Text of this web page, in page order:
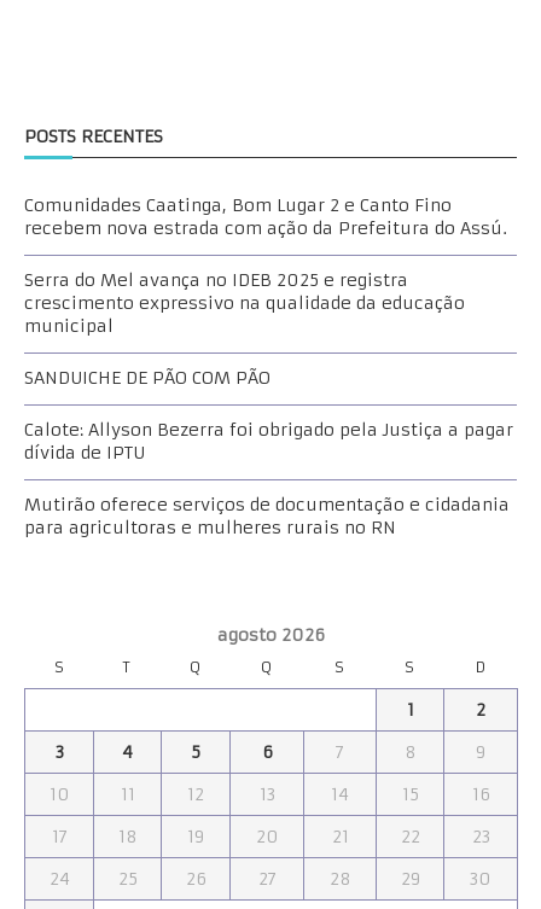
POSTS RECENTES
Comunidades Caatinga, Bom Lugar 2 e Canto Fino
recebem nova estrada com ação da Prefeitura do Assú.
Serra do Mel avança no IDEB 2025 e registra
crescimento expressivo na qualidade da educação
municipal
SANDUICHE DE PÃO COM PÃO
Calote: Allyson Bezerra foi obrigado pela Justiça a pagar
dívida de IPTU
Mutirão oferece serviços de documentação e cidadania
para agricultoras e mulheres rurais no RN
agosto 2026
S T Q Q S S D
1
2
3
4 5 6 7 8
9
10
11 12 13 14 15
16
17
18 19 20 21 22
23
24
25 26 27 28 29
30